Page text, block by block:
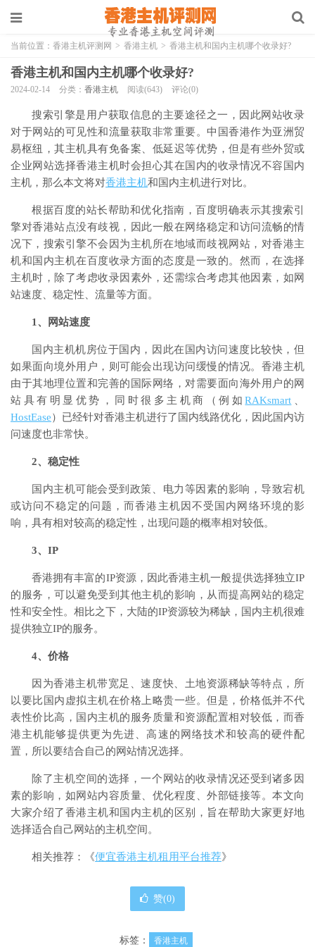
当前位置： 香港主机评测网 > 香港主机 > 香港主机和国内主机哪个收录好?
香港主机和国内主机哪个收录好?
2024-02-14 分类： 香港主机 阅读(643) 评论(0)
搜索引擎是用户获取信息的主要途径之一，因此网站收录
对于网站的可见性和流量获取非常重要。中国香港作为亚洲贸
易枢纽，其主机具有免备案、低延迟等优势，但是有些外贸或
企业网站选择香港主机时会担心其在国内的收录情况不容国内
主机，那么本文将对香港主机和国内主机进行对比。
根据百度的站长帮助和优化指南，百度明确表示其搜索引
擎对香港站点没有歧视，因此一般在网络稳定和访问流畅的情
况下，搜索引擎不会因为主机所在地域而歧视网站，对香港主
机和国内主机在百度收录方面的态度是一致的。然而，在选择
主机时，除了考虑收录因素外，还需综合考虑其他因素，如网
站速度、稳定性、流量等方面。
1、网站速度
国内主机机房位于国内，因此在国内访问速度比较快，但
如果面向境外用户，则可能会出现访问缓慢的情况。香港主机
由于其地理位置和完善的国际网络，对需要面向海外用户的网
站具有明显优势，同时很多主机商（例如RAKsmart
HostEase）已经针对香港主机进行了国内线路优化，因此国内访
问速度也非常快。
2、稳定性
国内主机可能会受到政策、电力等因素的影响，导致宕机
或访问不稳定的问题，而香港主机因不受国内网络环境的影
响，具有相对较高的稳定性，出现问题的概率相对较低。
3、IP
香港拥有丰富的IP资源，因此香港主机一般提供选择独立IP
的服务，可以避免受到其他主机的影响，从而提高网站的稳定
性和安全性。相比之下，大陆的IP资源较为稀缺，国内主机很难
提供独立IP的服务。
4、价格
因为香港主机带宽足、速度快、土地资源稀缺等特点，所
以要比国内虚拟主机在价格上略贵一些。但是，价格低并不代
表性价比高，国内主机的服务质量和资源配置相对较低，而香
港主机能够提供更为先进、高速的网络技术和较高的硬件配
置，所以要结合自己的网站情况选择。
除了主机空间的选择，一个网站的收录情况还受到诸多因
素的影响，如网站内容质量、优化程度、外部链接等。本文向
大家介绍了香港主机和国内主机的区别，旨在帮助大家更好地
选择适合自己网站的主机空间。
相关推荐：《便宜香港主机租用平台推荐》
赞(0)
标签： 香港主机